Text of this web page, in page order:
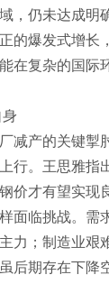
，仍未达成明
的爆发式增长
在复杂的国际
减产的关键掣
行。王思雅指
价才有望实现
面临挑战。需
力；制造业艰
后期存在下降